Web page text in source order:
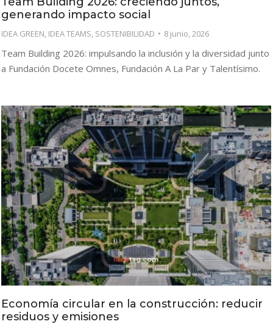
generando impacto social
IDEA GREEN, IDEA TEAMS, SOSTENIBILIDAD 8 junio, 2026
Team Building 2026: impulsando la inclusión y la diversidad junto
a Fundación Docete Omnes, Fundación A La Par y Talentísimo.
Economía circular en la construcción: reducir
residuos y emisiones